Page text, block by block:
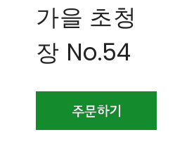
가을 초청
장 No.54